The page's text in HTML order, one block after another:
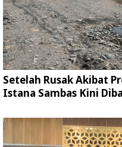
Setelah Rusak Akibat
Istana Sambas Kini